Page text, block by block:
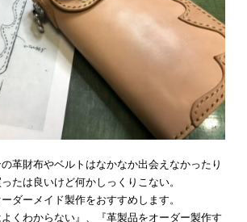
革財布やベルトはなかなか出会えなかったり
たは良いけど何かしっくりこない。
ダーメイド製作をおすすめします。
くわからない』、『革製品をオーダー製作す